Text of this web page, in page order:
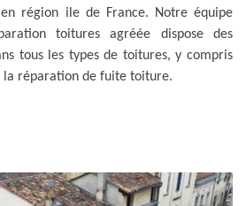
région ile de France. Notre équipe
toitures agréée dispose des
tous les types de toitures, y compris
la réparation de fuite toiture.